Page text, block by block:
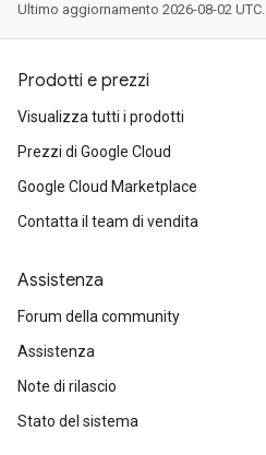
Ultimo aggiornamento 2026-08-02 UTC.
Prodotti e prezzi
Visualizza tutti i prodotti
Prezzi di Google Cloud
Google Cloud Marketplace
Contatta il team di vendita
Assistenza
Forum della community
Assistenza
Note di rilascio
Stato del sistema